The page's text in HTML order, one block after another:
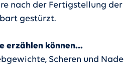
nach der Fertigstellung
gestürzt.
erzählen können...
Scheren und